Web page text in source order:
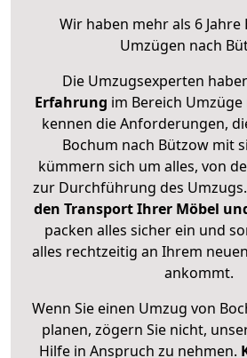
Wir haben mehr als 6
Umzügen nach
Die Umzugsexperten
Erfahrung im Bereich
kennen die Anforderungen,
Bochum nach Bützow mit
kümmern sich um alles, von
zur Durchführung des Umzugs.
den Transport Ihrer Möbel
packen alles sicher ein und
alles rechtzeitig an Ihrem
ankommt.
Wenn Sie einen Umzug von
planen, zögern Sie nicht,
Hilfe in Anspruch zu nehmen.